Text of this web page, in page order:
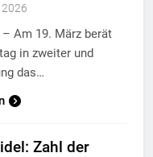
Am 19. März berät
in zweiter und
das…
Zahl der